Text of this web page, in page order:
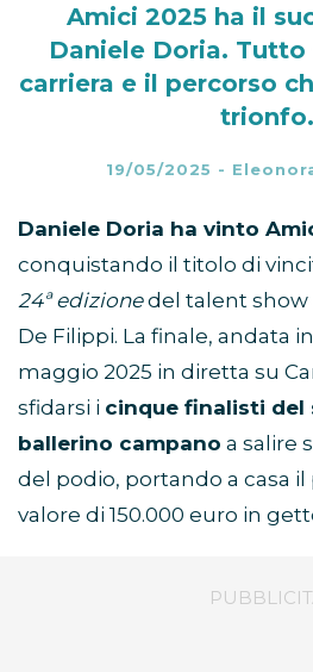
Amici 2025 ha il
Daniele Doria.
carriera e il percorso
trionfo.
19/05/2025 -
Daniele Doria ha vinto
conquistando il titolo di
24ª edizionedel talent show
De Filippi. La finale, andata
maggio 2025 in diretta su
sfidarsi i cinque finalisti del
ballerino campano a salire
del podio, portando a casa
valore di 150.000 euro in